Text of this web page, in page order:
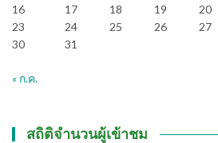
16
17 18 19 20
23
24 25 26 27
30
31
« ก.ค.
สถิติจำนวนผู้เข้าชม